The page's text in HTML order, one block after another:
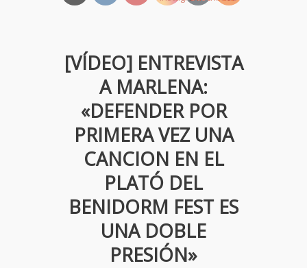
[VÍDEO] ENTREVISTA
A MARLENA:
«DEFENDER POR
PRIMERA VEZ UNA
CANCION EN EL
PLATÓ DEL
BENIDORM FEST ES
UNA DOBLE
PRESIÓN»